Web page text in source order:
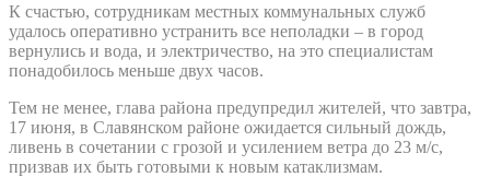
К счастью, сотрудникам местных коммунальных служб
удалось оперативно устранить все неполадки – в город
вернулись и вода, и электричество, на это специалистам
понадобилось меньше двух часов.
Тем не менее, глава района предупредил жителей, что завтра,
17 июня, в Славянском районе ожидается сильный дождь,
ливень в сочетании с грозой и усилением ветра до 23 м/с,
призвав их быть готовыми к новым катаклизмам.